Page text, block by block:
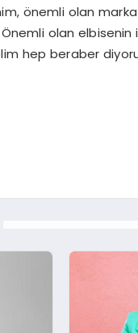
önemli olan marka
Önemli olan
hep beraber